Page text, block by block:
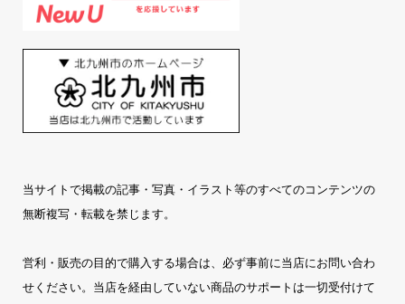
当サイトで掲載の記事・写真・イラスト等のすべてのコンテンツの
無断複写・転載を禁じます。
営利・販売の目的で購入する場合は、必ず事前に当店にお問い合わ
せください。当店を経由していない商品のサポートは一切受付けて